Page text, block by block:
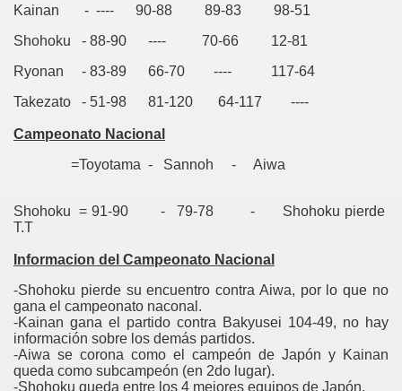
Kainan - ---- 90-88 89-83 98-51
Shohoku - 88-90 ---- 70-66 12-81
Ryonan - 83-89 66-70 ---- 117-64
Takezato - 51-98 81-120 64-117 ----
Campeonato Nacional
=Toyotama - Sannoh - Aiwa
Shohoku = 91-90 - 79-78 - Shohoku pierde
T.T
Informacion del Campeonato Nacional
-Shohoku pierde su encuentro contra Aiwa, por lo que no
gana el campeonato naconal.
-Kainan gana el partido contra Bakyusei 104-49, no hay
información sobre los demás partidos.
-Aiwa se corona como el campeón de Japón y Kainan
queda como subcampeón (en 2do lugar).
-Shohoku queda entre los 4 mejores equipos de Japón.